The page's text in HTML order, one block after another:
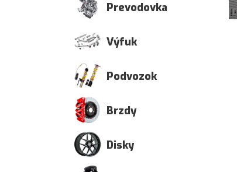
Prevodovka
Výfuk
Podvozok
Brzdy
Disky